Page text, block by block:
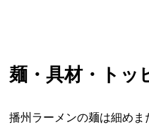
麺・具材・トッ
播州ラーメンの麺は細め